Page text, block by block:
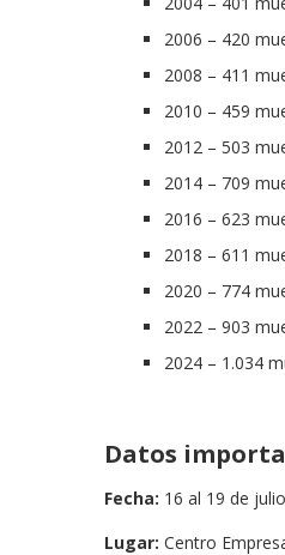
2006 – 420
2008 – 411
2010 – 459
2012 – 503
2014 – 709
2016 – 623
2018 – 611
2020 – 774
2022 – 903
2024 – 1.034
Datos
Fecha: 16 al 19 de
Lugar: Centro